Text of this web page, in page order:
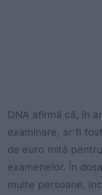
DNA afirmă că, în
examinare, ar fi
de euro mită
examenelor. În
multe persoane,